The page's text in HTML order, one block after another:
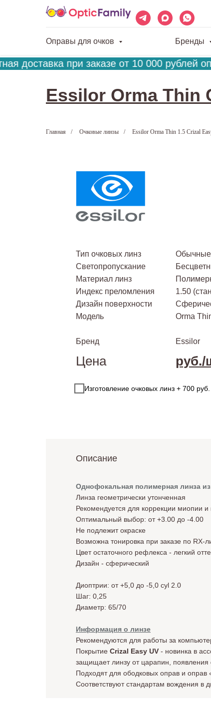
Оправы для очков Бренды
доставка при заказе от 10 000 рублей
Essilor Orma Thin
Главная / Очковые линзы / Essilor Orma Thin 1.5 Crizal
Тип очковых линз
Светопропускание
Материал линз
Индекс преломления
Дизайн поверхности
Модель
Бренд
Обычные
1.50
Orma
Essilor
Однофокальная полимерная линза
Линза геометрически утонченная
Рекомендуется для коррекции миопии и
Оптимальный выбор: от +3.00 до -4.00
Не подлежит окраске
Возможна тонировка при заказе по RX-
Цвет остаточного рефлекса - легкий
Дизайн - cферический
Диоптрии: от +5,0 до -5,0 cyl 2.0
Шаг: 0,25
Диаметр: 65/70
Информация о линзе
Рекомендуются для работы за
Покрытие Crizal Easy UV - новинка в
защищает линзу от царапин, появления
Подходят для ободковых оправ и оправ
Соответствуют стандартам вождения в
Описание
Цена руб./
Изготовление очковых линз + 700 руб.